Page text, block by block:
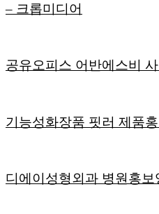
– 크롭미디어
공유오피스 어반에스비
기능성화장품 핏러 제품
디에이성형외과 병원홍보